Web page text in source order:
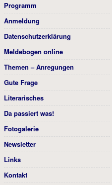
Programm
Anmeldung
Datenschutzerklärung
Meldebogen online
Themen – Anregungen
Gute Frage
Literarisches
Da passiert was!
Fotogalerie
Newsletter
Links
Kontakt